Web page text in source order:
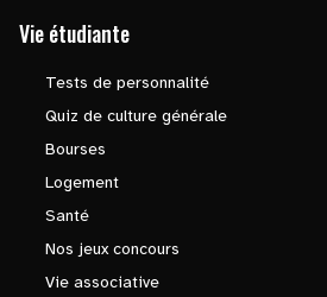
Vie étudiante
Tests de personnalité
Quiz de culture générale
Bourses
Logement
Santé
Nos jeux concours
Vie associative